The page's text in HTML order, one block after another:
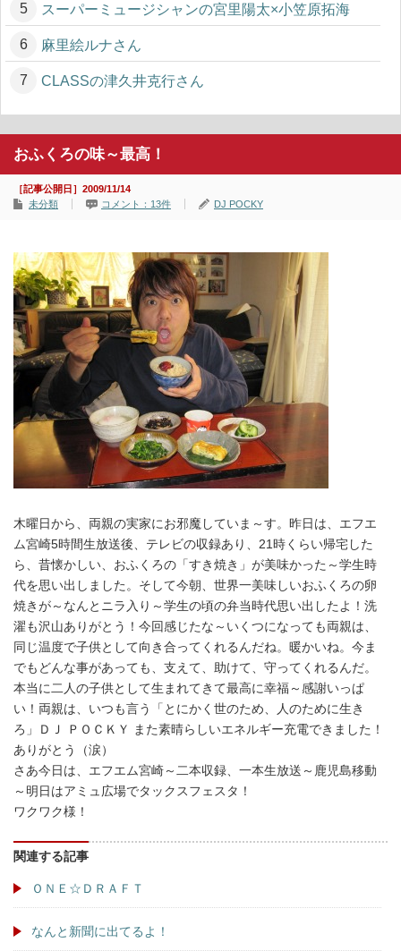
スーパーミュージシャンの宮里陽太×小笠原拓海
麻里絵ルナさん
CLASSの津久井克行さん
おふくろの味～最高！
［記事公開日］2009/11/14
未分類
コメント：13件 DJ POCKY
木曜日から、両親の実家にお邪魔していま～す。昨日は、エフエ
ム宮崎5時間生放送後、テレビの収録あり、21時くらい帰宅した
ら、昔懐かしい、おふくろの「すき焼き」が美味かった～学生時
代を思い出しました。そして今朝、世界一美味しいおふくろの卵
焼きが～なんとニラ入り～学生の頃の弁当時代思い出したよ！洗
濯も沢山ありがとう！今回感じたな～いくつになっても両親は、
同じ温度で子供として向き合ってくれるんだね。暖かいね。今ま
でもどんな事があっても、支えて、助けて、守ってくれるんだ。
本当に二人の子供として生まれてきて最高に幸福～感謝いっぱ
い！両親は、いつも言う「とにかく世のため、人のために生き
ろ」ＤＪ ＰＯＣＫＹ また素晴らしいエネルギー充電できました！
ありがとう（涙）
さあ今日は、エフエム宮崎～二本収録、一本生放送～鹿児島移動
～明日はアミュ広場でタックスフェスタ！
ワクワク様！
関連する記事
ＯＮＥ☆ＤＲＡＦＴ
なんと新聞に出てるよ！